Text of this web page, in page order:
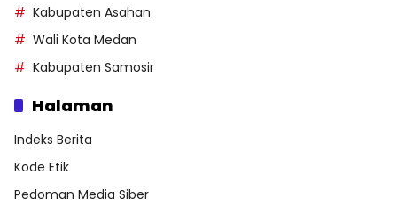
Kabupaten Asahan
Wali Kota Medan
Kabupaten Samosir
Halaman
Indeks Berita
Kode Etik
Pedoman Media Siber